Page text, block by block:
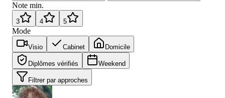
Note min.
3 4 5
Mode
Visio Cabinet Domicile
Diplômes vérifiés Weekend
Filtrer par approches